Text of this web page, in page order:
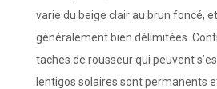
varie du beige clair au brun foncé,
généralement bien délimitées.
taches de rousseur qui peuvent
lentigos solaires sont permanents